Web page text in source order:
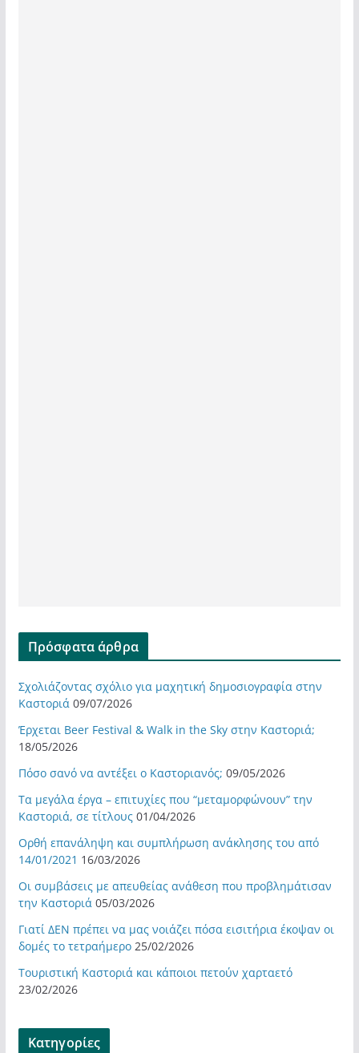
Πρόσφατα άρθρα
Σχολιάζοντας σχόλιο για μαχητική δημοσιογραφία στην
Καστοριά 09/07/2026
Έρχεται Beer Festival & Walk in the Sky στην Καστοριά;
18/05/2026
Πόσο σανό να αντέξει ο Καστοριανός; 09/05/2026
Τα μεγάλα έργα – επιτυχίες που “μεταμορφώνουν” την
Καστοριά, σε τίτλους 01/04/2026
Ορθή επανάληψη και συμπλήρωση ανάκλησης του από
14/01/2021 16/03/2026
Οι συμβάσεις με απευθείας ανάθεση που προβλημάτισαν
την Καστοριά 05/03/2026
Γιατί ΔΕΝ πρέπει να μας νοιάζει πόσα εισιτήρια έκοψαν οι
δομές το τετραήμερο 25/02/2026
Τουριστική Καστοριά και κάποιοι πετούν χαρταετό
23/02/2026
Kατηγορίες